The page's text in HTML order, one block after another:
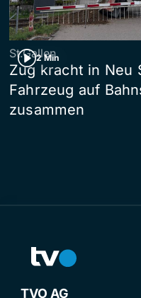
2 Min
St.Gallen
Zug kracht in Neu
Fahrzeug auf
zusammen
TVO AG